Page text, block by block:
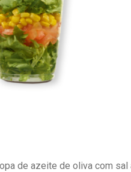
de azeite de oliva com sal